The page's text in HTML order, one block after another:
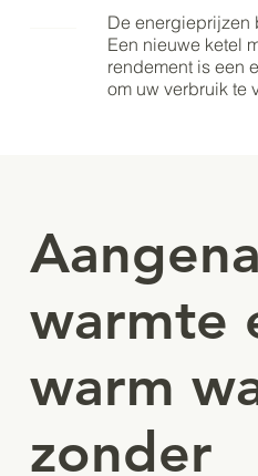
warmte
warm
zonder
De energieprijzen
Een nieuwe ketel
rendement is een
om uw verbruik te